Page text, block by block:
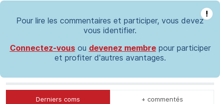
!
Pour lire les commentaires et participer, vous devez
vous identifier.
Connectez-vousou devenez membrepour participer
et profiter d'autres avantages.
Derniers coms + commentés